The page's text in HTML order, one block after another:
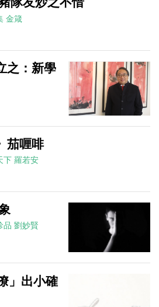
金箴
之：新學
茄喱啡
下 羅若安
品 劉妙賢
」出小確